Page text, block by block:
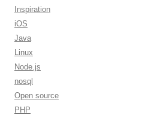
Inspiration
iOS
Java
Linux
Node.js
nosql
Open source
PHP